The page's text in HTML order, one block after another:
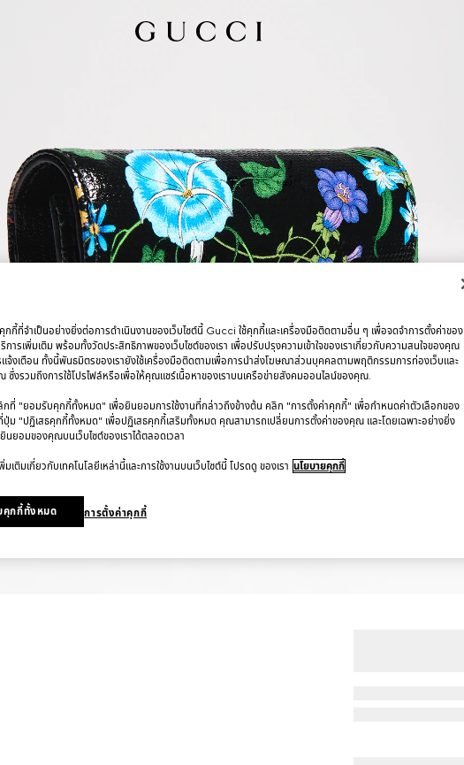
กกี้ที่จำเป็นอย่างยิ่งต่อการดำเนินงานของเว็บไซต์นี้ Gucci ใช้คุกกี้และเครื่องมือติดตามอื่น ๆ เพื่อจดจำการตั้งค่าของ
การเพิ่มเติม พร้อมทั้งวัดประสิทธิภาพของเว็บไซต์ของเรา เพื่อปรับปรุงความเข้าใจของเราเกี่ยวกับความสนใจของคุณ
แจ้งเตือน ทั้งนี้พันธมิตรของเรายังใช้เครื่องมือติดตามเพื่อการนำส่งโฆษณาส่วนบุคคลตามพฤติกรรมการท่องเว็บและ
ซึ่งรวมถึงการใช้โปรไฟล์หรือเพื่อให้คุณแชร์เนื้อหาของเราบนเครือข่ายสังคมออนไลน์ของคุณ.
ที่ "ยอมรับคุกกี้ทั้งหมด" เพื่อยินยอมการใช้งานที่กล่าวถึงข้างต้น คลิก "การตั้งค่าคุกกี้" เพื่อกำหนดค่าตัวเลือกของ
ม "ปฏิเสธคุกกี้ทั้งหมด" เพื่อปฏิเสธคุกกี้เสริมทั้งหมด คุณสามารถเปลี่ยนการตั้งค่าของคุณ และโดยเฉพาะอย่างยิ่ง
นยอมของคุณบนเว็บไซต์ของเราได้ตลอดเวลา
เติมเกี่ยวกับเทคโนโลยีเหล่านี้และการใช้งานบนเว็บไซต์นี้ โปรดดู ของเรา นโยบายคุกกี้
การตั้งค่าคุกกี้
คุกกี้ทั้งหมด